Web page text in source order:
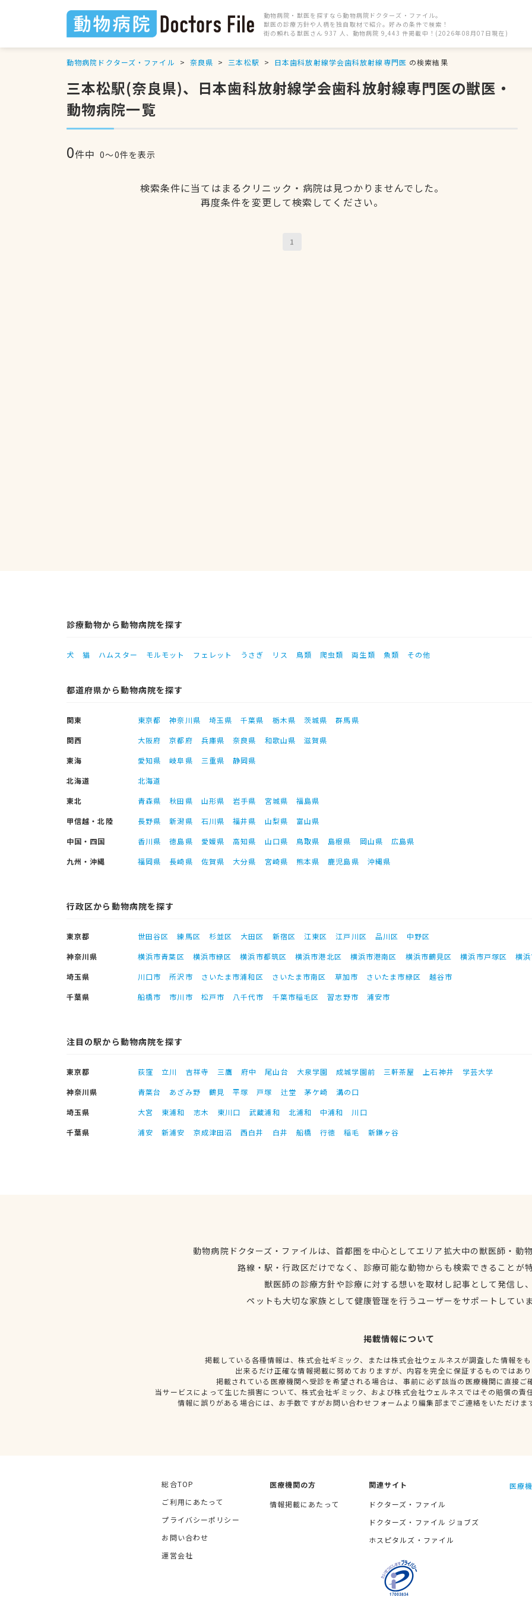
動物病院・獣医を探すなら動物病院ドクターズ・ファイル。
獣医の診療方針や人柄を独自取材で紹介。好みの条件で検索！
街の頼れる獣医さん 937 人、動物病院 9,443 件掲載中！(2026年08月07日現在)
動物病院ドクターズ・ファイル 奈良県 三本松駅 日本歯科放射線学会歯科放射線専門医 の検索結果
三本松駅(奈良県)、日本歯科放射線学会歯科放射線専門医の獣医・
動物病院一覧
0件中 0〜0件を表示
検索条件に当てはまるクリニック・病院は見つかりませんでした。
再度条件を変更して検索してください。
1
診療動物から動物病院を探す
犬 猫 ハムスター モルモット フェレット うさぎ リス 鳥類 爬虫類 両生類 魚類 その他
都道府県から動物病院を探す
関東 東京都 神奈川県 埼玉県 千葉県 栃木県 茨城県
群馬県
関西
大阪府 京都府 兵庫県 奈良県 和歌山県
滋賀県
東海
愛知県 岐阜県 三重県
静岡県
北海道
北海道
東北
青森県 秋田県 山形県 岩手県 宮城県
福島県
甲信越・北陸
長野県 新潟県 石川県 福井県 山梨県
富山県
中国・四国
香川県 徳島県 愛媛県 高知県 山口県 鳥取県 島根県 岡山県
広島県
九州・沖縄
福岡県 長崎県 佐賀県 大分県 宮崎県 熊本県 鹿児島県 沖縄県
行政区から動物病院を探す
東京都 世田谷区 練馬区 杉並区 大田区 新宿区 江東区 江戸川区 品川区
中野区
神奈川県
横浜市青葉区 横浜市緑区 横浜市都筑区 横浜市港北区 横浜市港南区 横浜市鶴見区 横浜市戸塚区
横
埼玉県
川口市 所沢市 さいたま市浦和区 さいたま市南区 草加市 さいたま市緑区
越谷市
千葉県
船橋市 市川市 松戸市 八千代市 千葉市稲毛区 習志野市 浦安市
注目の駅から動物病院を探す
東京都 荻窪 立川 吉祥寺 三鷹 府中 尾山台 大泉学園 成城学園前 三軒茶屋 上石神井
学芸大学
神奈川県
青葉台 あざみ野 鶴見 平塚 戸塚 辻堂 茅ケ崎
溝の口
埼玉県
大宮 東浦和 志木 東川口 武蔵浦和 北浦和 中浦和
川口
千葉県
浦安 新浦安 京成津田沼 西白井 白井 船橋 行徳 稲毛 新鎌ヶ谷
動物病院ドクターズ・ファイルは、首都圏を中心としてエリア拡大中の獣医師・動
路線・駅・行政区だけでなく、診療可能な動物からも検索できることが
獣医師の診療方針や診療に対する想いを取材し記事として発信し
ペットも大切な家族として健康管理を行うユーザーをサポートしてい
掲載情報について
掲載している各種情報は、株式会社ギミック、または株式会社ウェルネスが調査した情報を
出来るだけ正確な情報掲載に努めておりますが、内容を完全に保証するものではあ
掲載されている医療機関へ受診を希望される場合は、事前に必ず該当の医療機関に直接ご
当サービスによって生じた損害について、株式会社ギミック、および株式会社ウェルネスではその賠償の責
情報に誤りがある場合には、お手数ですがお問い合わせフォームより編集部までご連絡をいただけま
総合TOP
ご利用にあたって
プライバシーポリシー
お問い合わせ
運営会社
医療機関の方
情報掲載にあたって
関連サイト
ドクターズ・ファイル
ドクターズ・ファイル ジョブズ
ホスピタルズ・ファイル
医療